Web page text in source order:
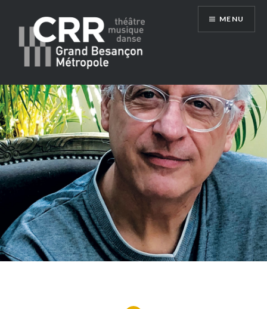
Conservatoire du Grand Besançon
Métropole
MENU